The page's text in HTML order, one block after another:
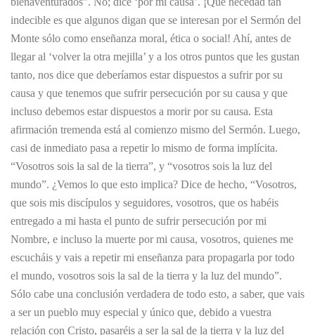
indecible es que algunos digan que se interesan por el Sermón del
Monte sólo como enseñanza moral, ética o social! Ahí, antes de
llegar al ‘volver la otra mejilla’ y a los otros puntos que les gustan
tanto, nos dice que deberíamos estar dispuestos a sufrir por su
causa y que tenemos que sufrir persecución por su causa y que
incluso debemos estar dispuestos a morir por su causa. Esta
afirmación tremenda está al comienzo mismo del Sermón. Luego,
casi de inmediato pasa a repetir lo mismo de forma implícita.
“Vosotros sois la sal de la tierra”, y “vosotros sois la luz del
mundo”. ¿Vemos lo que esto implica? Dice de hecho, “Vosotros,
que sois mis discípulos y seguidores, vosotros, que os habéis
entregado a mi hasta el punto de sufrir persecución por mi
Nombre, e incluso la muerte por mi causa, vosotros, quienes me
escucháis y vais a repetir mi enseñanza para propagarla por todo
el mundo, vosotros sois la sal de la tierra y la luz del mundo”.
Sólo cabe una conclusión verdadera de todo esto, a saber, que vais
a ser un pueblo muy especial y único que, debido a vuestra
relación con Cristo, pasaréis a ser la sal de la tierra y la luz del